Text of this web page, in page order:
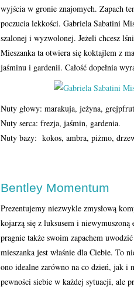
wyjścia w gronie znajomych. Zapach
poczucia lekkości. Gabriela Sabatini
szalonej i wyzwolonej. Jeżeli chcesz
Mieszanka ta otwiera się koktajlem z
jaśminu i gardenii. Całość dopełnia
Nuty głowy: marakuja, jeżyna,
Nuty serca: frezja, jaśmin, gardenia.
Nuty bazy: kokos, ambra, piżmo,
Bentley Momentum
Prezentujemy niezwykle zmysłową
kojarzą się z luksusem i
pragnie także swoim zapachem
mieszanka jest właśnie dla Ciebie. To
ono idealne zarówno na co dzień, jak i
pewności siebie w każdej sytuacji, ale